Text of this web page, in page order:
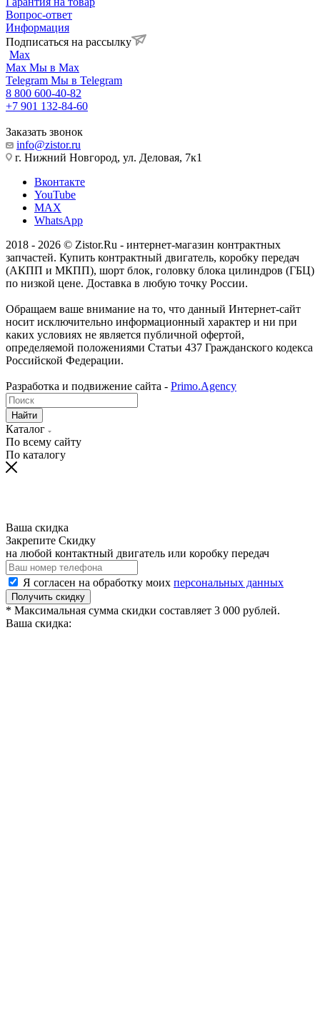
Вопрос-ответ
Информация
Подписаться на рассылку
Max
Max Мы в Max
Telegram Мы в Telegram
8 800 600-40-82
+7 901 132-84-60
Заказать звонок
info@zistor.ru
г. Нижний Новгород, ул. Деловая, 7к1
Вконтакте
YouTube
MAX
WhatsApp
2018 - 2026 © Zistor.Ru - интернет-магазин контрактных
запчастей. Купить контрактный двигатель, коробку передач
(АКПП и МКПП), шорт блок, головку блока цилиндров (ГБЦ)
по низкой цене. Доставка в любую точку России.
Обращаем ваше внимание на то, что данный Интернет-сайт
носит исключительно информационный характер и ни при
каких условиях не является публичной офертой,
определяемой положениями Статьи 437 Гражданского кодекса
Российской Федерации.
Разработка и подвижение сайта - Primo.Agency
Найти
Каталог
По всему сайту
По каталогу
Ваша скидка
Закрепите Скидку
на любой контактный двигатель или коробку передач
Я согласен на обработку моих персональных данных
Получить скидку
* Максимальная сумма скидки составляет 3 000 рублей.
Ваша скидка: